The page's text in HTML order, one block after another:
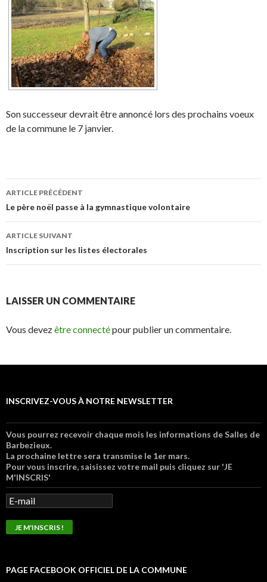
Son successeur devrait être annoncé lors des prochains voeux
de la commune le 7 janvier.
Navigation de l’article
ARTICLE PRÉCÉDENT
Le père noël passe à la gymnastique volontaire
ARTICLE SUIVANT
Inscription sur les listes électorales
LAISSER UN COMMENTAIRE
Vous devezêtre connectépour publier un commentaire.
INSCRIVEZ-VOUS À NOTRE NEWSLETTER
Vous pourrez recevoir chaque mois les informations de Salles de
Barbezieux.
La prochaine lettre sera transmise le 1er mars.
Pour vous inscrire, saisissez votre mail puis cliquez sur 'JE
M'INSCRIS'
PAGE FACEBOOK OFFICIEL DE LA COMMUNE